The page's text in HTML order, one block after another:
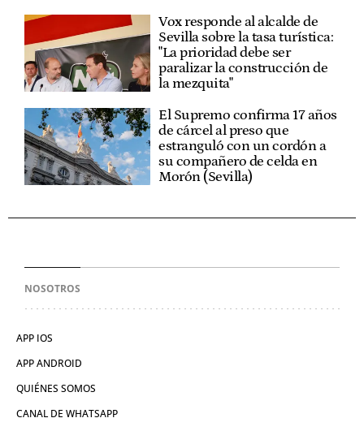
Vox responde al alcalde de
Sevilla sobre la tasa turística:
"La prioridad debe ser
paralizar la construcción de
la mezquita"
El Supremo confirma 17 años
de cárcel al preso que
estranguló con un cordón a
su compañero de celda en
Morón (Sevilla)
NOSOTROS
APP IOS
APP ANDROID
QUIÉNES SOMOS
CANAL DE WHATSAPP